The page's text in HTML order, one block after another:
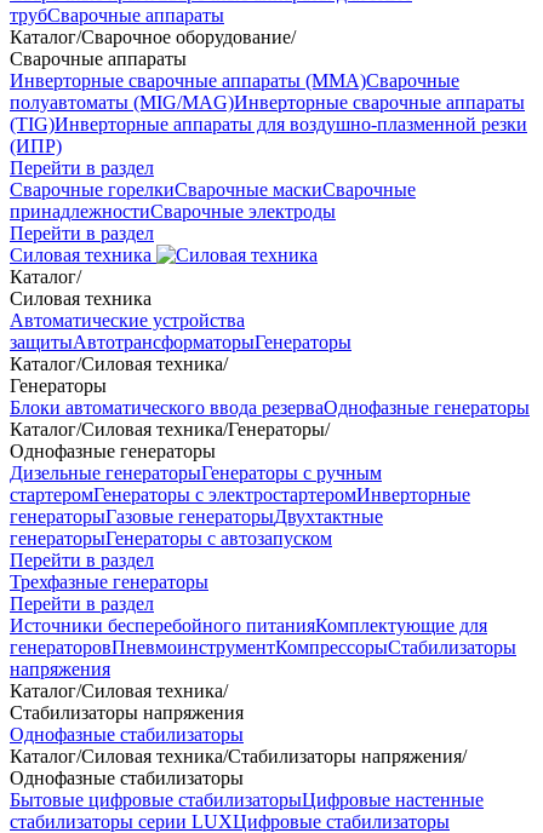
трубСварочные аппараты
Каталог/Сварочное оборудование/
Сварочные аппараты
Инверторные сварочные аппараты (ММА)Сварочные
полуавтоматы (MIG/MAG)Инверторные сварочные аппараты
(TIG)Инверторные аппараты для воздушно-плазменной резки
(ИПР)
Перейти в раздел
Сварочные горелкиСварочные маскиСварочные
принадлежностиСварочные электроды
Перейти в раздел
Силовая техника
Каталог/
Силовая техника
Автоматические устройства
защитыАвтотрансформаторыГенераторы
Каталог/Силовая техника/
Генераторы
Блоки автоматического ввода резерваОднофазные генераторы
Каталог/Силовая техника/Генераторы/
Однофазные генераторы
Дизельные генераторыГенераторы с ручным
стартеромГенераторы с электростартеромИнверторные
генераторыГазовые генераторыДвухтактные
генераторыГенераторы с автозапуском
Перейти в раздел
Трехфазные генераторы
Перейти в раздел
Источники бесперебойного питанияКомплектующие для
генераторовПневмоинструментКомпрессорыСтабилизаторы
напряжения
Каталог/Силовая техника/
Стабилизаторы напряжения
Однофазные стабилизаторы
Каталог/Силовая техника/Стабилизаторы напряжения/
Однофазные стабилизаторы
Бытовые цифровые стабилизаторыЦифровые настенные
стабилизаторы серии LUXЦифровые стабилизаторы